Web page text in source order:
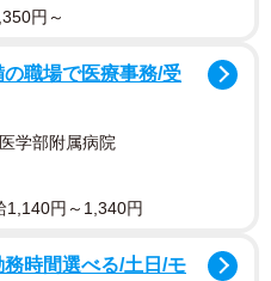
期限は翌日。閉店時間まで
」の商品は廃棄処分となる
ような小さな老舗店にとっ
円～
職場で医療事務/受
学部附属病院
1,140円～1,340円
時間選べる/土日/モ